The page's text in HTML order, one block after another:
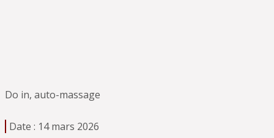
Do in, auto-massage
Date : 14 mars 2026